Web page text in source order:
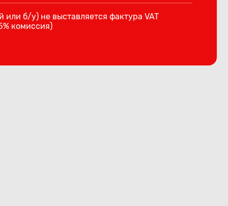
или б/у) не выставляется фактура VAT
комиссия)